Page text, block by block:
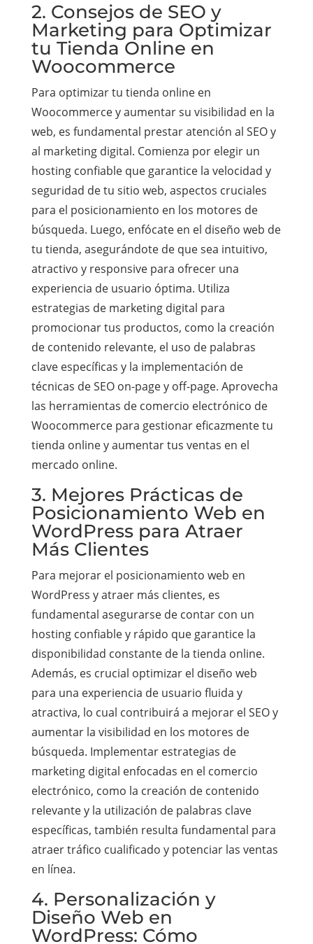
2. Consejos de SEO y
Marketing para Optimizar
tu Tienda Online en
Woocommerce
Para optimizar tu tienda online en
Woocommerce y aumentar su visibilidad en la
web, es fundamental prestar atención al SEO y
al marketing digital. Comienza por elegir un
hosting confiable que garantice la velocidad y
seguridad de tu sitio web, aspectos cruciales
para el posicionamiento en los motores de
búsqueda. Luego, enfócate en el diseño web de
tu tienda, asegurándote de que sea intuitivo,
atractivo y responsive para ofrecer una
experiencia de usuario óptima. Utiliza
estrategias de marketing digital para
promocionar tus productos, como la creación
de contenido relevante, el uso de palabras
clave específicas y la implementación de
técnicas de SEO on-page y off-page. Aprovecha
las herramientas de comercio electrónico de
Woocommerce para gestionar eficazmente tu
tienda online y aumentar tus ventas en el
mercado online.
3. Mejores Prácticas de
Posicionamiento Web en
WordPress para Atraer
Más Clientes
Para mejorar el posicionamiento web en
WordPress y atraer más clientes, es
fundamental asegurarse de contar con un
hosting confiable y rápido que garantice la
disponibilidad constante de la tienda online.
Además, es crucial optimizar el diseño web
para una experiencia de usuario fluida y
atractiva, lo cual contribuirá a mejorar el SEO y
aumentar la visibilidad en los motores de
búsqueda. Implementar estrategias de
marketing digital enfocadas en el comercio
electrónico, como la creación de contenido
relevante y la utilización de palabras clave
específicas, también resulta fundamental para
atraer tráfico cualificado y potenciar las ventas
en línea.
4. Personalización y
Diseño Web en
WordPress: Cómo